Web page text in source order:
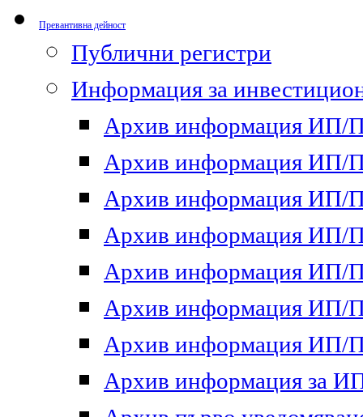
Превантивна дейност
Публични регистри
Информация за
Архив информация ИП/
Архив информация ИП/
Архив информация ИП/
Архив информация ИП/
Архив информация ИП/
Архив информация ИП/
Архив информация ИП/
Архив информация за